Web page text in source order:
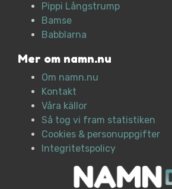
Pippi Långstrump
Bamse
Babblarna
Mer om namn.nu
Om namn.nu
Kontakt
Våra källor
Så tog vi fram statistiken
Cookies & personuppgifter
Integritetspolicy